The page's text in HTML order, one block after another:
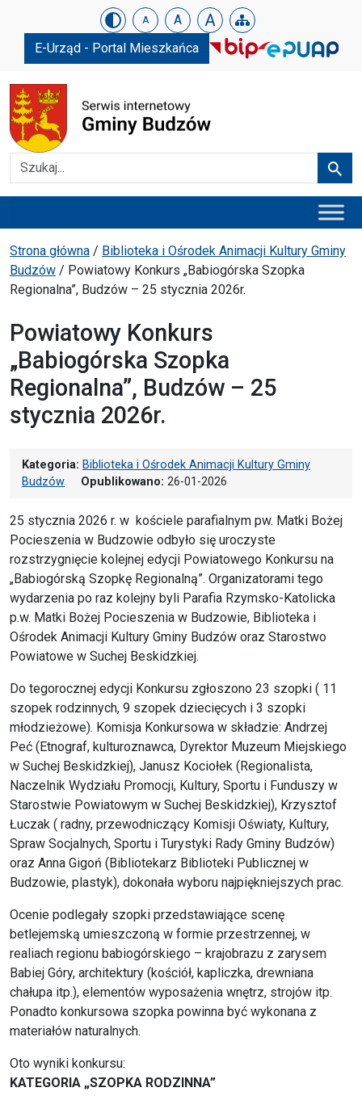
Urząd Gminy w Budzowie
Skip menu A A A
E-Urząd - Portal Mieszkańca
Szukaj
Ścieżka powrotu
Strona główna / Biblioteka i Ośrodek Animacji Kultury Gminy
Budzów / Powiatowy Konkurs „Babiogórska Szopka
Regionalna”, Budzów – 25 stycznia 2026r.
Powiatowy Konkurs
„Babiogórska Szopka
Regionalna”, Budzów – 25
stycznia 2026r.
Kategoria: Biblioteka i Ośrodek Animacji Kultury Gminy
Budzów
Opublikowano: 26-01-2026
25 stycznia 2026 r. w kościele parafialnym pw. Matki Bożej
Pocieszenia w Budzowie odbyło się uroczyste
rozstrzygnięcie kolejnej edycji Powiatowego Konkursu na
„Babiogórską Szopkę Regionalną”. Organizatorami tego
wydarzenia po raz kolejny byli Parafia Rzymsko-Katolicka
p.w. Matki Bożej Pocieszenia w Budzowie, Biblioteka i
Ośrodek Animacji Kultury Gminy Budzów oraz Starostwo
Powiatowe w Suchej Beskidzkiej.
Do tegorocznej edycji Konkursu zgłoszono 23 szopki ( 11
szopek rodzinnych, 9 szopek dziecięcych i 3 szopki
młodzieżowe). Komisja Konkursowa w składzie: Andrzej
Peć (Etnograf, kulturoznawca, Dyrektor Muzeum Miejskiego
w Suchej Beskidzkiej), Janusz Kociołek (Regionalista,
Naczelnik Wydziału Promocji, Kultury, Sportu i Funduszy w
Starostwie Powiatowym w Suchej Beskidzkiej), Krzysztof
Łuczak ( radny, przewodniczący Komisji Oświaty, Kultury,
Spraw Socjalnych, Sportu i Turystyki Rady Gminy Budzów)
oraz Anna Gigoń (Bibliotekarz Biblioteki Publicznej w
Budzowie, plastyk), dokonała wyboru najpiękniejszych prac.
Ocenie podlegały szopki przedstawiające scenę
betlejemską umieszczoną w formie przestrzennej, w
realiach regionu babiogórskiego – krajobrazu z zarysem
Babiej Góry, architektury (kościół, kapliczka, drewniana
chałupa itp.), elementów wyposażenia wnętrz, strojów itp.
Ponadto konkursowa szopka powinna być wykonana z
materiałów naturalnych.
Oto wyniki konkursu:
KATEGORIA „SZOPKA RODZINNA”